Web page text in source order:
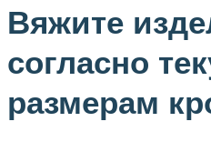
Вяжите
согласно
размерам